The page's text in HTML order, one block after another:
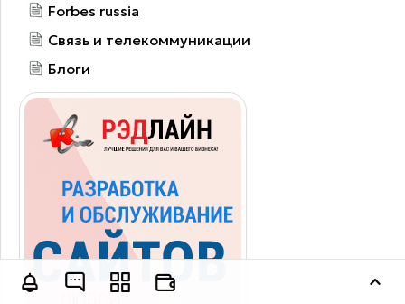
Forbes russia
Связь и телекоммуникации
Блоги
Оставить заявку